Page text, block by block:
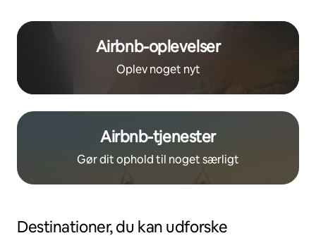
Airbnb-oplevelser
Oplev noget nyt
Airbnb-tjenester
Gør dit ophold til noget særligt
Destinationer, du kan udforske